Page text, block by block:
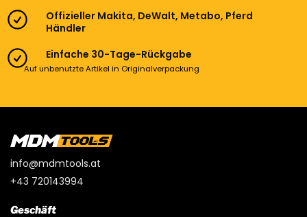
Offizieller Makita, DeWalt, Metabo, Pferd
Händler
Einfache 30-Tage-Rückgabe
Auf unbenutzte Artikel in Originalverpackung
info@mdmtools.at
+43 720143994
Geschäft